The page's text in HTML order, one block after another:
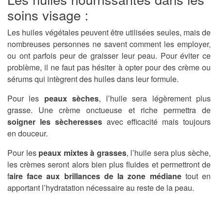
soins visage :
Les huiles végétales peuvent être utilisées seules, mais de
nombreuses personnes ne savent comment les employer,
ou ont parfois peur de graisser leur peau. Pour éviter ce
problème, il ne faut pas hésiter à opter pour des crème ou
sérums qui intègrent des huiles dans leur formule.
Pour les peaux sèches, l’huile sera légèrement plus
grasse. Une crème onctueuse et riche permettra de
soigner les sècheresses avec efficacité mais toujours
en douceur.
Pour les peaux mixtes à grasses, l’huile sera plus sèche,
les crèmes seront alors bien plus fluides et permettront de
faire face aux brillances de la zone médianetout en
apportant l’hydratation nécessaire au reste de la peau.